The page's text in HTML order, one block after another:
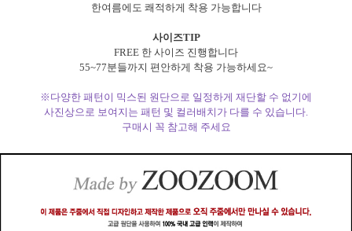
한여름에도 쾌적하게 착용 가능합니다
사이즈TIP
FREE 한 사이즈 진행합니다
55~77분들까지 편안하게 착용 가능하세요~
※다양한 패턴이 믹스된 원단으로 일정하게 재단할 수 없기에
사진상으로 보여지는 패턴 및 컬러배치가 다를 수 있습니다.
구매시 꼭 참고해 주세요